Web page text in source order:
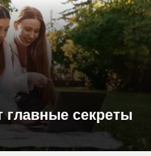
секреты